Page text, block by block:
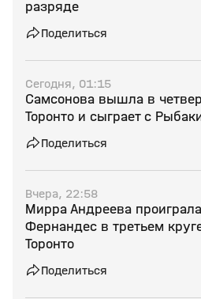
разряде
Поделиться
Сегодня, 01:15
Самсонова вышла в
Торонто и сыграет с
Поделиться
Вчера, 22:58
Мирра Андреева
Фернандес в третьем
Торонто
Поделиться